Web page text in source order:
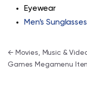
Eyewear
Men’s Sunglasses
Điều hướng
←Movies, Music &
Games Megamenu